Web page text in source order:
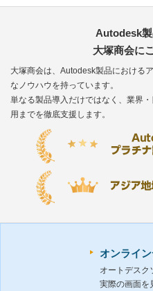
Autodesk
大塚商会に
大塚商会は、Autodesk製品における
なノウハウを持っています。
単なる製品導入だけではなく、業界
用までを徹底支援します。
オンライ
オートデスク
実際の画面を